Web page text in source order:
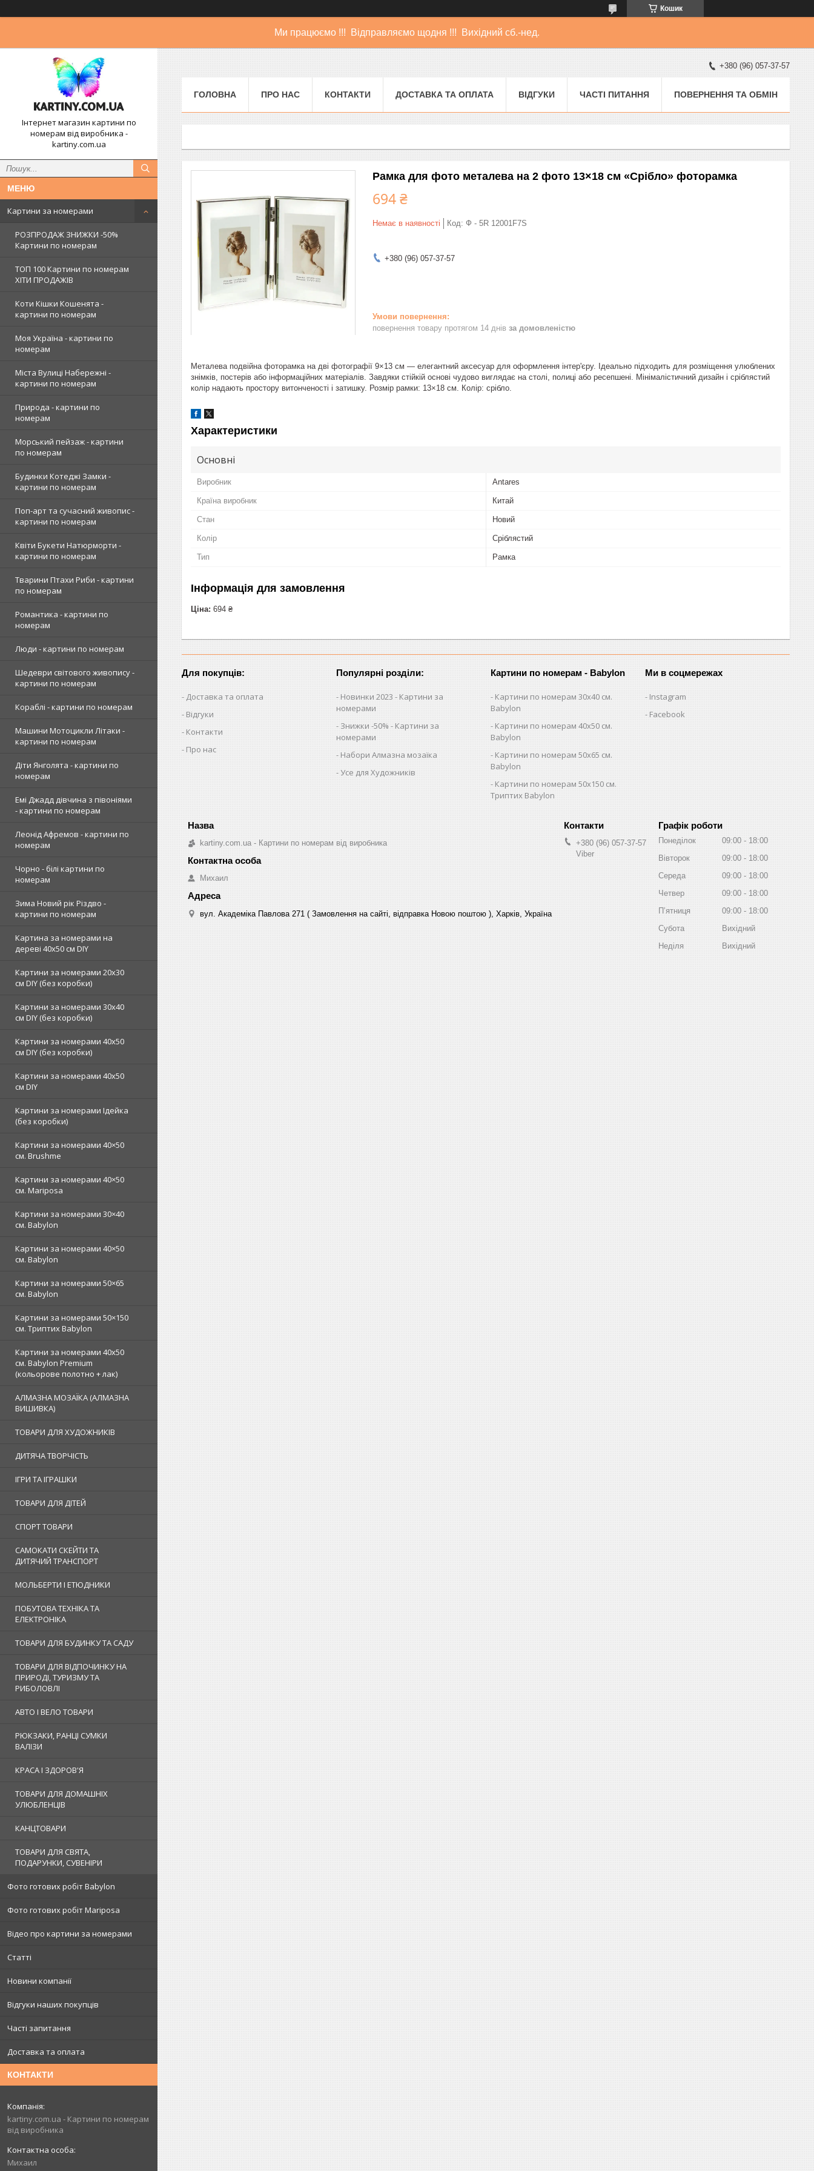
Кошик
Ми працюємо !!! Відправляємо щодня !!! Вихідний сб.-нед.
Інтернет магазин картини по
номерам від виробника -
kartiny.com.ua
Картини за номерами
РОЗПРОДАЖ ЗНИЖКИ -50%
Картини по номерам
ТОП 100 Картини по номерам
ХІТИ ПРОДАЖІВ
Коти Кішки Кошенята -
картини по номерам
Моя Україна - картини по
номерам
Міста Вулиці Набережні -
картини по номерам
Природа - картини по
номерам
Морський пейзаж - картини
по номерам
Будинки Котеджі Замки -
картини по номерам
Поп-арт та сучасний живопис -
картини по номерам
Квіти Букети Натюрморти -
картини по номерам
Тварини Птахи Риби - картини
по номерам
Романтика - картини по
номерам
Люди - картини по номерам
Шедеври світового живопису -
картини по номерам
Кораблі - картини по номерам
Машини Мотоцикли Літаки -
картини по номерам
Діти Янголята - картини по
номерам
Емі Джадд дівчина з півоніями
- картини по номерам
Леонід Афремов - картини по
номерам
Чорно - білі картини по
номерам
Зима Новий рік Різдво -
картини по номерам
Картина за номерами на
дереві 40х50 см DIY
Картини за номерами 20х30
см DIY (без коробки)
Картини за номерами 30х40
см DIY (без коробки)
Картини за номерами 40х50
см DIY (без коробки)
Картини за номерами 40х50
см DIY
Картини за номерами Ідейка
(без коробки)
Картини за номерами 40×50
см. Brushme
Картини за номерами 40×50
см. Mariposa
Картини за номерами 30×40
см. Babylon
Картини за номерами 40×50
см. Babylon
Картини за номерами 50×65
см. Babylon
Картини за номерами 50×150
см. Триптих Babylon
Картини за номерами 40х50
см. Babylon Premium
(кольорове полотно + лак)
АЛМАЗНА МОЗАЇКА (АЛМАЗНА
ВИШИВКА)
ТОВАРИ ДЛЯ ХУДОЖНИКІВ
ДИТЯЧА ТВОРЧІСТЬ
ІГРИ ТА ІГРАШКИ
ТОВАРИ ДЛЯ ДІТЕЙ
СПОРТ ТОВАРИ
САМОКАТИ СКЕЙТИ ТА
ДИТЯЧИЙ ТРАНСПОРТ
МОЛЬБЕРТИ І ЕТЮДНИКИ
ПОБУТОВА ТЕХНІКА ТА
ЕЛЕКТРОНІКА
ТОВАРИ ДЛЯ БУДИНКУ ТА САДУ
ТОВАРИ ДЛЯ ВІДПОЧИНКУ НА
ПРИРОДІ, ТУРИЗМУ ТА
РИБОЛОВЛІ
АВТО І ВЕЛО ТОВАРИ
РЮКЗАКИ, РАНЦІ СУМКИ
ВАЛІЗИ
КРАСА І ЗДОРОВ'Я
ТОВАРИ ДЛЯ ДОМАШНІХ
УЛЮБЛЕНЦІВ
КАНЦТОВАРИ
ТОВАРИ ДЛЯ СВЯТА,
ПОДАРУНКИ, СУВЕНІРИ
Фото готових робіт Babylon
Фото готових робіт Mariposa
Відео про картини за номерами
Статті
Новини компанії
Відгуки наших покупців
Часті запитання
Доставка та оплата
КОНТАКТИ
kartiny.com.ua - Картини по номерам
від виробника
Михаил
+380 (96) 057-37-57
ГОЛОВНА ПРО НАС КОНТАКТИ ДОСТАВКА ТА ОПЛАТА ВІДГУКИ ЧАСТІ ПИТАННЯ ПОВЕРНЕННЯ ТА ОБМІН
Рамка для фото металева на 2 фото 13×18 см «Срібло» фоторамка
694 ₴
Немає в наявності Код: Ф - 5R 12001F7S
+380 (96) 057-37-57
повернення товару протягом 14 днів за домовленістю
Металева подвійна фоторамка на дві фотографії 9×13 см — елегантний аксесуар для оформлення інтер'єру. Ідеально підходить для розміщення улюблених
знімків, постерів або інформаційних матеріалів. Завдяки стійкій основі чудово виглядає на столі, полиці або ресепшені. Мінімалістичний дизайн і сріблястий
колір надають простору витонченості і затишку. Розмір рамки: 13×18 см. Колір: срібло.
Характеристики
Основні
Виробник Antares
Країна виробник Китай
Стан Новий
Колір Сріблястий
Тип Рамка
Інформація для замовлення
Ціна: 694 ₴
Для покупців:
Доставка та оплата
Відгуки
Контакти
Про нас
Популярні розділи:
Новинки 2023 - Картини за
номерами
Знижки -50% - Картини за
номерами
Набори Алмазна мозаїка
Усе для Художників
Картини по номерам - Babylon
Картини по номерам 30х40 см.
Babylon
Картини по номерам 40х50 см.
Babylon
Картини по номерам 50х65 см.
Babylon
Картини по номерам 50х150 см.
Триптих Babylon
Ми в соцмережах
Instagram
Facebook
kartiny.com.ua - Картини по номерам від виробника
Михаил
вул. Академіка Павлова 271 ( Замовлення на сайті, відправка Новою поштою ), Харків, Україна
+380 (96) 057-37-57
Viber
Графік роботи
Понеділок 09:00
18:00
Вівторок
09:00
18:00
Середа
09:00
18:00
Четвер
09:00
18:00
Пʼятниця
09:00
18:00
Субота
Вихідний
Неділя
Вихідний